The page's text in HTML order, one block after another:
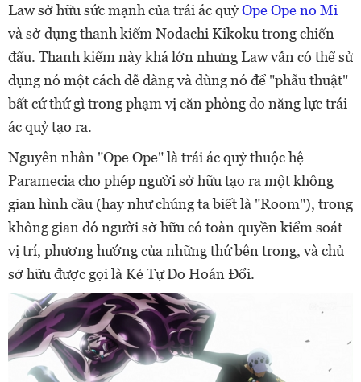
Law sở hữu sức mạnh của trái ác quỷOpe Ope no Mi
và sở dụng thanh kiếm Nodachi Kikoku trong chiến
đấu. Thanh kiếm này khá lớn nhưng Law vẫn có thể sử
dụng nó một cách dễ dàng và dùng nó để "phẫu thuật"
bất cứ thứ gì trong phạm vị căn phòng do năng lực trái
ác quỷ tạo ra.
Nguyên nhân "Ope Ope" là trái ác quỷ thuộc hệ
Paramecia cho phép người sở hữu tạo ra một không
gian hình cầu (hay như chúng ta biết là "Room"), trong
không gian đó người sở hữu có toàn quyền kiểm soát
vị trí, phương hướng của những thứ bên trong, và chủ
sở hữu được gọi là Kẻ Tự Do Hoán Đổi.